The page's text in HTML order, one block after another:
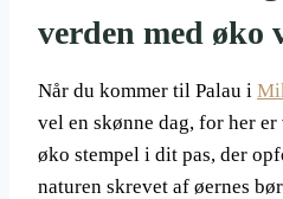
verden med øko
Når du kommer til Palau i
vel en skønne dag, for her
øko stempel i dit pas, der
naturen skrevet af øernes